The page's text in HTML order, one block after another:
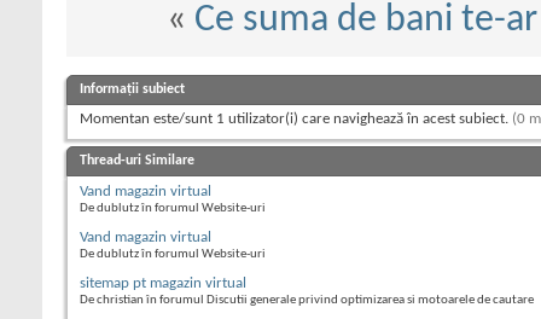
« Ce suma de bani te-
Informații subiect
Momentan este/sunt 1 utilizator(i) care navighează în acest subiect. (0
Thread-uri Similare
Vand magazin virtual
De dublutz în forumul Website-uri
Vand magazin virtual
De dublutz în forumul Website-uri
sitemap pt magazin virtual
De christian în forumul Discutii generale privind optimizarea si motoarele de cautare